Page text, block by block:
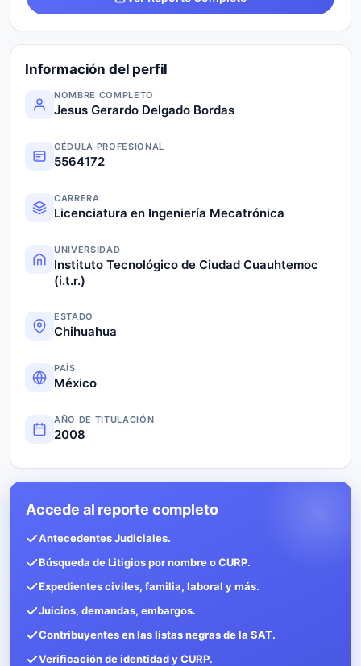
Información del perfil
NOMBRE COMPLETO
Jesus Gerardo Delgado Bordas
CÉDULA PROFESIONAL
5564172
CARRERA
Licenciatura en Ingeniería Mecatrónica
UNIVERSIDAD
Instituto Tecnológico de Ciudad Cuauhtemoc
(i.t.r.)
ESTADO
Chihuahua
PAÍS
México
AÑO DE TITULACIÓN
2008
Accede al reporte completo
Antecedentes Judiciales.
Búsqueda de Litigios por nombre o CURP.
Expedientes civiles, familia, laboral y más.
Juicios, demandas, embargos.
Contribuyentes en las listas negras de la SAT.
Verificación de identidad y CURP.